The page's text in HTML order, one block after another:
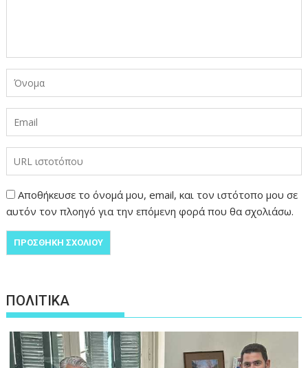
Αποθήκευσε το όνομά μου, email, και τον ιστότοπο μου σε
αυτόν τον πλοηγό για την επόμενη φορά που θα σχολιάσω.
ΠΟΛΙΤΙΚΑ